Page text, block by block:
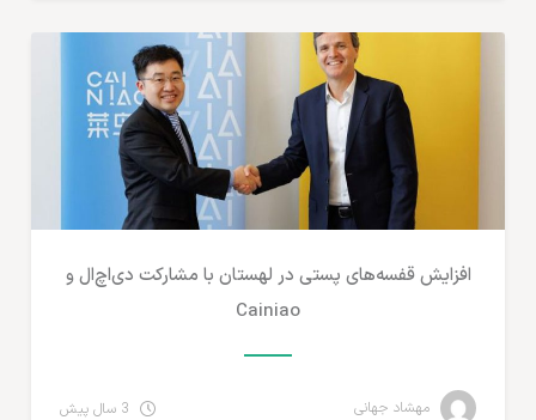
افزایش قفسه‌های پستی در لهستان با مشارکت دی‌اچ‌ال و
Cainiao
مهشاد جهانی